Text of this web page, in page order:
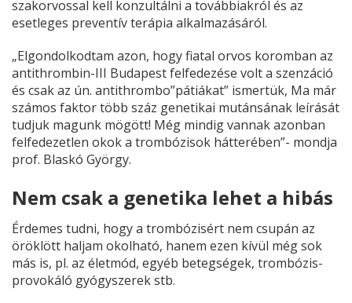
szakorvossal kell konzultálni a továbbiakról és az
esetleges preventív terápia alkalmazásáról.
„Elgondolkodtam azon, hogy fiatal orvos koromban az
antithrombin-III Budapest felfedezése volt a szenzáció
és csak az ún. antithrombo”pátiákat” ismertük, Ma már
számos faktor több száz genetikai mutánsának leírását
tudjuk magunk mögött! Még mindig vannak azonban
felfedezetlen okok a trombózisok hátterében”- mondja
prof. Blaskó György.
Nem csak a genetika lehet a hibás
Érdemes tudni, hogy a trombózisért nem csupán az
öröklött haljam okolható, hanem ezen kívül még sok
más is, pl. az életmód, egyéb betegségek, trombózis-
provokáló gyógyszerek stb.